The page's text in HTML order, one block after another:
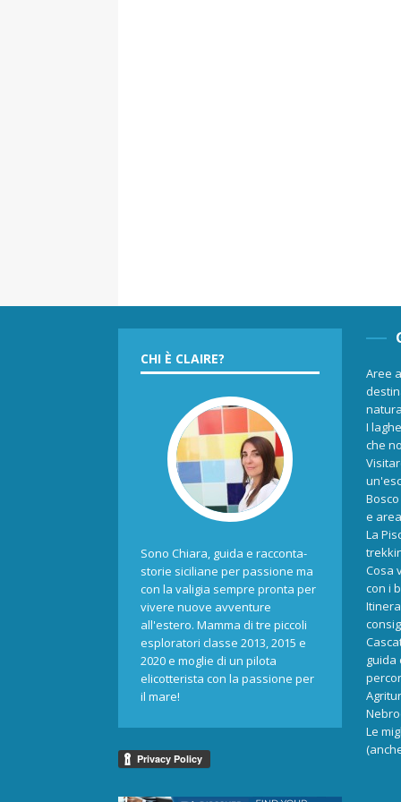
CHI È CLAIRE?
Sono Chiara, guida e racconta-
storie siciliane per passione ma
con la valigia sempre pronta per
vivere nuove avventure
all'estero. Mamma di tre piccoli
esploratori classe 2013, 2015 e
2020 e moglie di un pilota
elicotterista con la passione per
il mare!
Aree
natura
I
che
e
La
Cosa
con i
guida
Le